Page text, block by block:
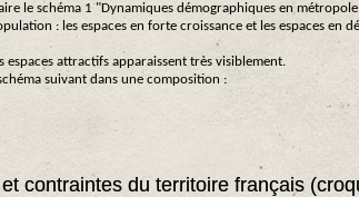
le schéma 1 "Dynamiques démographiques en
: les espaces en forte croissance et les espaces en
espaces attractifs apparaissent très visiblement.
suivant dans une composition :
contraintes du territoire français